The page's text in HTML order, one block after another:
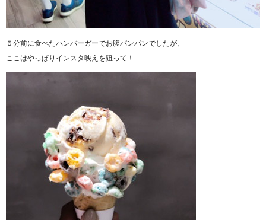
５分前に食べたハンバーガーでお腹パンパンでしたが、
ここはやっぱりインスタ映えを狙って！